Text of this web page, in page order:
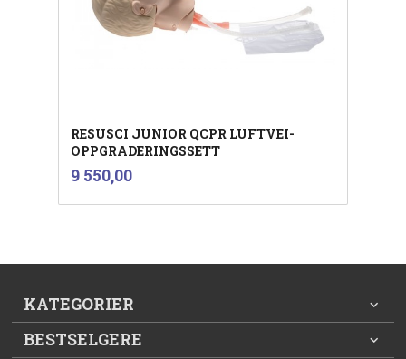
RESUSCI JUNIOR QCPR LUFTVEI-
OPPGRADERINGSSETT
Pris
9 550,00mva.
KATEGORIER
BESTSELGERE